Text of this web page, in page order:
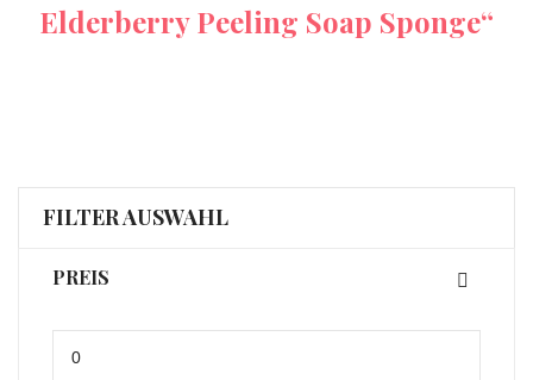
Elderberry Peeling Soap Sponge“
FILTER AUSWAHL
PREIS
Preis